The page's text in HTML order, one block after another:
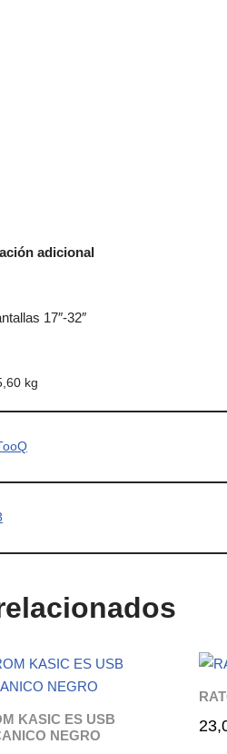
adicional
17″-32″
kg
KASIC ES USB
NEGRO